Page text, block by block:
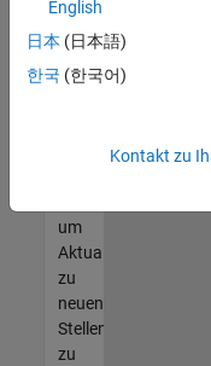
entsprechen,
werden
unseres
um
Aktualisierungen
zu
neuen
Stellenangeboten
zu
English
日本 (日本語)
한국 (한국어)
Kontakt zu